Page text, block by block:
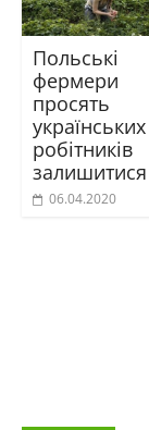
Польські
фермери
просять
українських
робітників
залишитися
06.04.2020